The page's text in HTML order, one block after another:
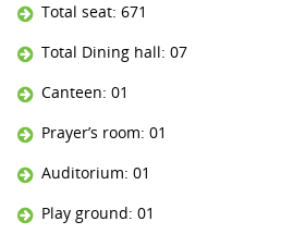
Total seat: 671
Total Dining hall: 07
Canteen: 01
Prayer’s room: 01
Auditorium: 01
Play ground: 01